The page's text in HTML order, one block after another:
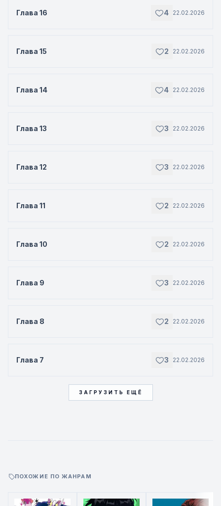
Глава 16 4 22.02.2026
Глава 15 2 22.02.2026
Глава 14 4 22.02.2026
Глава 13 3 22.02.2026
Глава 12 3 22.02.2026
Глава 11 2 22.02.2026
Глава 10 2 22.02.2026
Глава 9 3 22.02.2026
Глава 8 2 22.02.2026
Глава 7 3 22.02.2026
ЗАГРУЗИТЬ ЕЩЁ
ПОХОЖИЕ ПО ЖАНРАМ